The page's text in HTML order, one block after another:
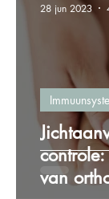
van
28 jun 2023